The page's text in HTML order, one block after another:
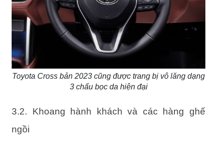
Toyota Cross bản 2023 cũng được trang bị vô lăng dạng
3 chấu bọc da hiện đại
3.2. Khoang hành khách và các hàng ghế
ngồi